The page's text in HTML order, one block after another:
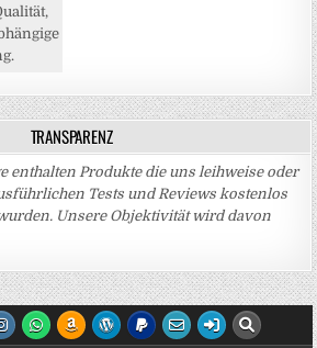
TRANSPARENZ
enthalten Produkte die uns leihweise oder
Tests und Reviews kostenlos
Unsere Objektivität wird davon